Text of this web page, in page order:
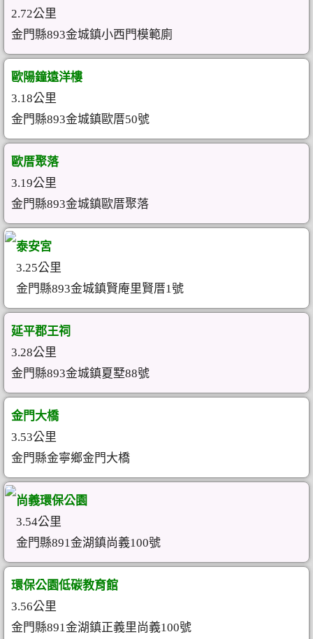
2.72公里
金門縣893金城鎮小西門模範廁
歐陽鐘遠洋樓
3.18公里
金門縣893金城鎮歐厝50號
歐厝聚落
3.19公里
金門縣893金城鎮歐厝聚落
泰安宮
3.25公里
金門縣893金城鎮賢庵里賢厝1號
延平郡王祠
3.28公里
金門縣893金城鎮夏墅88號
金門大橋
3.53公里
金門縣金寧鄉金門大橋
尚義環保公園
3.54公里
金門縣891金湖鎮尚義100號
環保公園低碳教育館
3.56公里
金門縣891金湖鎮正義里尚義100號